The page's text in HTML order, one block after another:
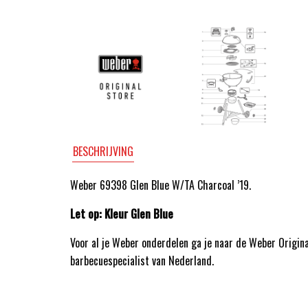
BESCHRIJVING
Weber 69398 Glen Blue W/TA Charcoal ’19.
Let op: Kleur Glen Blue
Voor al je Weber onderdelen ga je naar de Weber
barbecuespecialist van Nederland.